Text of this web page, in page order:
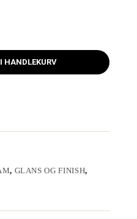
HANDLEKURV
, GLANS OG FINISH,